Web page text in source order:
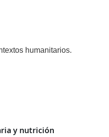
humanitarios.
y nutrición